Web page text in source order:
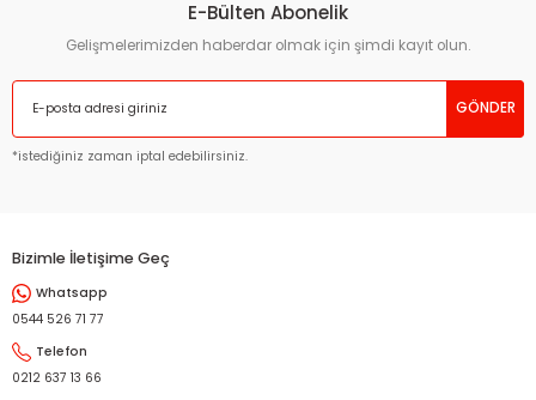
E-Bülten Abonelik
Gelişmelerimizden haberdar olmak için şimdi kayıt olun.
GÖNDER
*istediğiniz zaman iptal edebilirsiniz.
Bizimle İletişime Geç
Whatsapp
0544 526 71 77
Telefon
0212 637 13 66